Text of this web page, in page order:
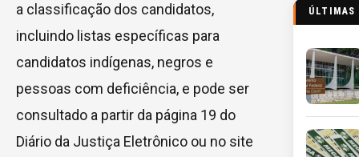
a classificação dos candidatos,
incluindo listas específicas para
candidatos indígenas, negros e
pessoas com deficiência, e pode ser
consultado a partir da página 19 do
Diário da Justiça Eletrônico ou no site